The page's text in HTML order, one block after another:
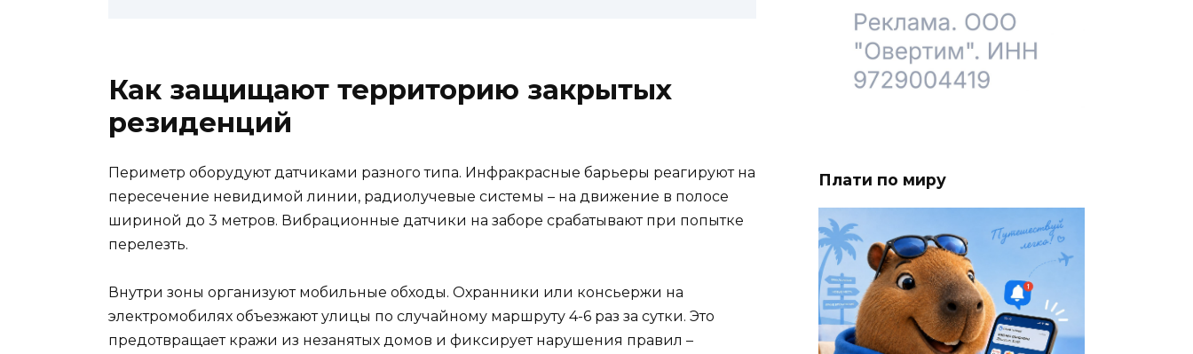
Как защищают территорию закрытых
резиденций
Периметр оборудуют датчиками разного типа. Инфракрасные барьеры реагируют на
пересечение невидимой линии, радиолучевые системы – на движение в полосе
шириной до 3 метров. Вибрационные датчики на заборе срабатывают при попытке
перелезть.
Внутри зоны организуют мобильные обходы. Охранники или консьержи на
электромобилях объезжают улицы по случайному маршруту 4-6 раз за сутки. Это
предотвращает кражи из незанятых домов и фиксирует нарушения правил –
Плати по миру